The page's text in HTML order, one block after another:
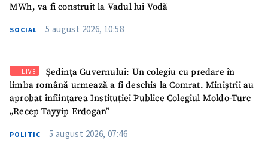
MWh, va fi construit la Vadul lui Vodă
SOCIAL 5 august 2026, 10:58
LIVE
Ședința Guvernului: Un colegiu cu predare în
limba română urmează a fi deschis la Comrat. Miniștrii au
aprobat înființarea Instituției Publice Colegiul Moldo-Turc
„Recep Tayyip Erdogan”
POLITIC 5 august 2026, 07:46